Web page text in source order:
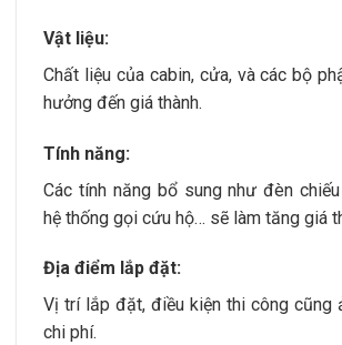
Vật liệu:
Chất liệu của cabin, cửa, và các bộ
hưởng đến giá thành.
Tính năng:
Các tính năng bổ sung như đèn
hệ thống gọi cứu hộ… sẽ làm tăng giá
Địa điểm lắp đặt:
Vị trí lắp đặt, điều kiện thi công cũng
chi phí.